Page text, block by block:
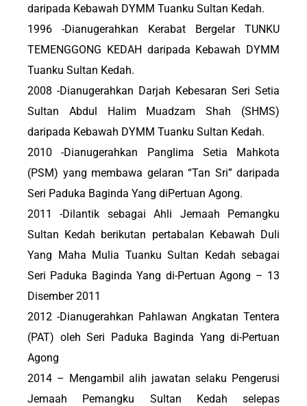
daripada Kebawah DYMM Tuanku Sultan Kedah.
1996 -Dianugerahkan Kerabat Bergelar TUNKU
TEMENGGONG KEDAH daripada Kebawah DYMM
Tuanku Sultan Kedah.
2008 -Dianugerahkan Darjah Kebesaran Seri Setia
Sultan Abdul Halim Muadzam Shah (SHMS)
daripada Kebawah DYMM Tuanku Sultan Kedah.
2010 -Dianugerahkan Panglima Setia Mahkota
(PSM) yang membawa gelaran “Tan Sri” daripada
Seri Paduka Baginda Yang diPertuan Agong.
2011 -Dilantik sebagai Ahli Jemaah Pemangku
Sultan Kedah berikutan pertabalan Kebawah Duli
Yang Maha Mulia Tuanku Sultan Kedah sebagai
Seri Paduka Baginda Yang di-Pertuan Agong – 13
Disember 2011
2012 -Dianugerahkan Pahlawan Angkatan Tentera
(PAT) oleh Seri Paduka Baginda Yang di-Pertuan
Agong
2014 – Mengambil alih jawatan selaku Pengerusi
Jemaah Pemangku Sultan Kedah selepas